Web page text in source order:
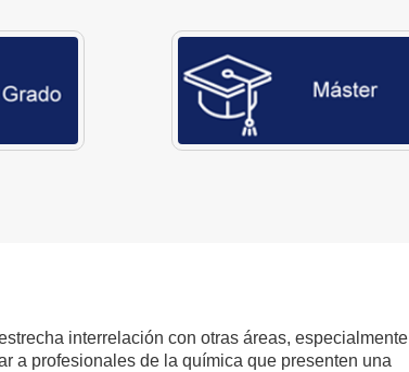
interrelación con otras áreas, especialmente
a profesionales de la química que presenten una